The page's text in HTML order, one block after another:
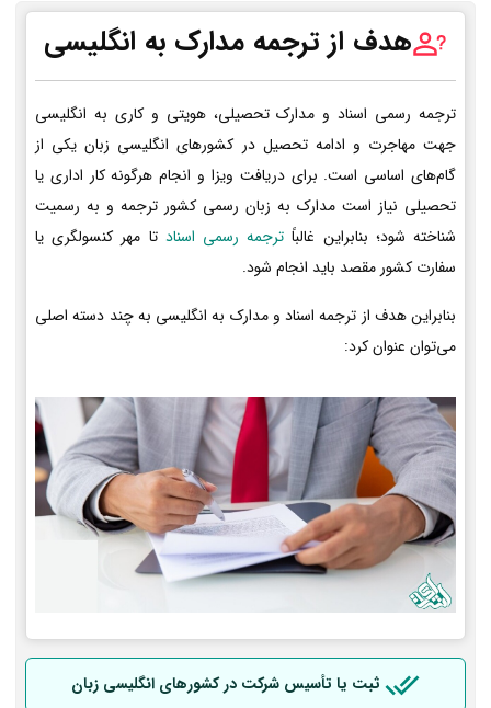
هدف از ترجمه مدارک به انگلیسی
ترجمه رسمی اسناد و مدارک تحصیلی، هویتی و کاری به انگلیسی
جهت مهاجرت و ادامه تحصیل در کشورهای انگلیسی زبان یکی از
گام‌های اساسی است. برای دریافت ویزا و انجام هرگونه کار اداری یا
تحصیلی نیاز است مدارک به زبان رسمی کشور ترجمه و به رسمیت
شناخته شود؛ بنابراین غالباً ترجمه رسمی اسناد تا مهر کنسولگری یا
سفارت کشور مقصد باید انجام شود.
بنابراین هدف از ترجمه اسناد و مدارک به انگلیسی به چند دسته اصلی
می‌توان عنوان کرد:
ثبت یا تأسیس شرکت در کشورهای انگلیسی زبان